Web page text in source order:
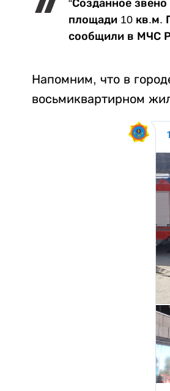
“Созданное
площади 10 кв.м.
сообщили в МЧС
Напомним, что в
восьмиквартирном